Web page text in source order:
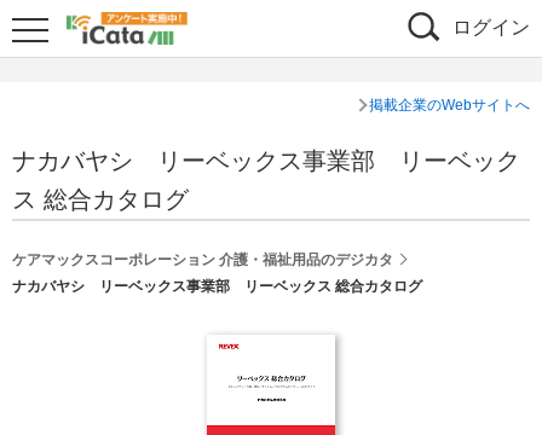
ログイン
掲載企業のWebサイトへ
ナカバヤシ リーベックス事業部 リーベック
ス 総合カタログ
ケアマックスコーポレーション 介護・福祉用品のデジカタ
ナカバヤシ リーベックス事業部 リーベックス 総合カタログ